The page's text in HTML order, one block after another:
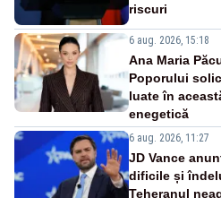
riscuri
6 aug. 2026, 15:18
Ana Maria
Poporului
luate în
enegetică
6 aug. 2026, 11:27
JD Vance
dificile și
Teheranul